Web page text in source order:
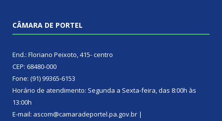
CÂMARA DE PORTEL
End.: Floriano Peixoto, 415- centro
CEP: 68480-000
Fone: (91) 99365-6153
Horário de atendimento: Segunda a Sexta-feira, das 8:00h às
13:00h
E-mail: ascom@camaradeportel.pa.gov.br |